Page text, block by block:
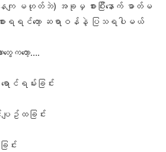
ကျ မဟုတ်ဘဲ) အခုမှ စားပြီးနောက် ဓာတ်မ
ရရင်တော့ ဆရာဝန်နဲ့ ပြသရပါမယ်
ကတော့….
ောင်ရမ်းခြင်း
ပျဥ်ထခြင်း
င်း